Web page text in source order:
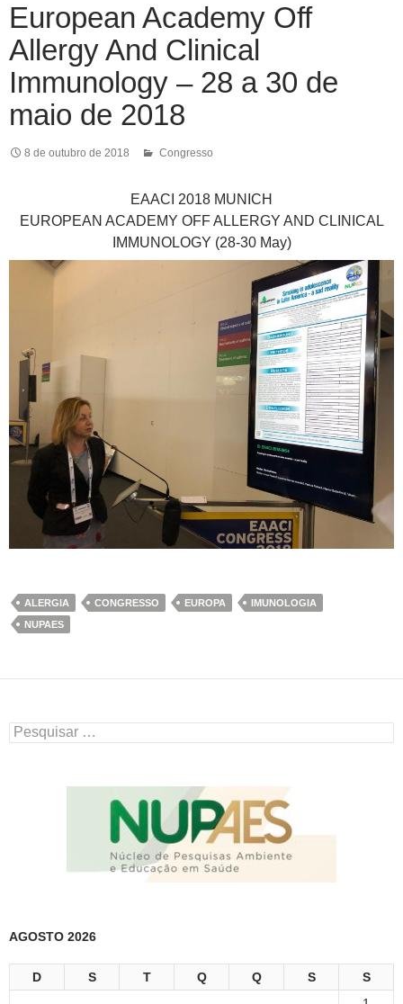
European Academy Off
Allergy And Clinical
Immunology – 28 a 30 de
maio de 2018
8 de outubro de 2018 Congresso
EAACI 2018 MUNICH
EUROPEAN ACADEMY OFF ALLERGY AND CLINICAL
IMMUNOLOGY (28-30 May)
ALERGIA CONGRESSO EUROPA
IMUNOLOGIA
NUPAES
Pesquisar
por:
AGOSTO 2026
D S T Q Q S
S